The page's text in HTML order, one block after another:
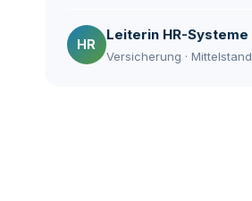
HR
Leiterin HR-Systeme
Versicherung · Mittelstand